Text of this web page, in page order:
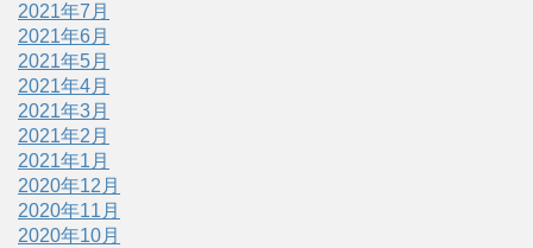
2021年7月
2021年6月
2021年5月
2021年4月
2021年3月
2021年2月
2021年1月
2020年12月
2020年11月
2020年10月